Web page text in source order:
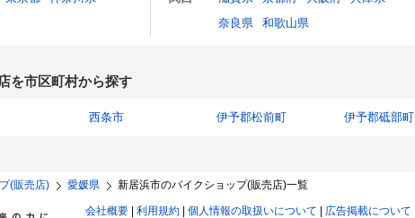
奈良県
和歌山県
を市区町村から探す
西条市 伊予郡松前町 伊予郡砥部町
(販売店) 愛媛県 新居浜市のバイクショップ(販売店)一覧
会社概要 利用規約 個人情報の取扱いについて 広告掲載について